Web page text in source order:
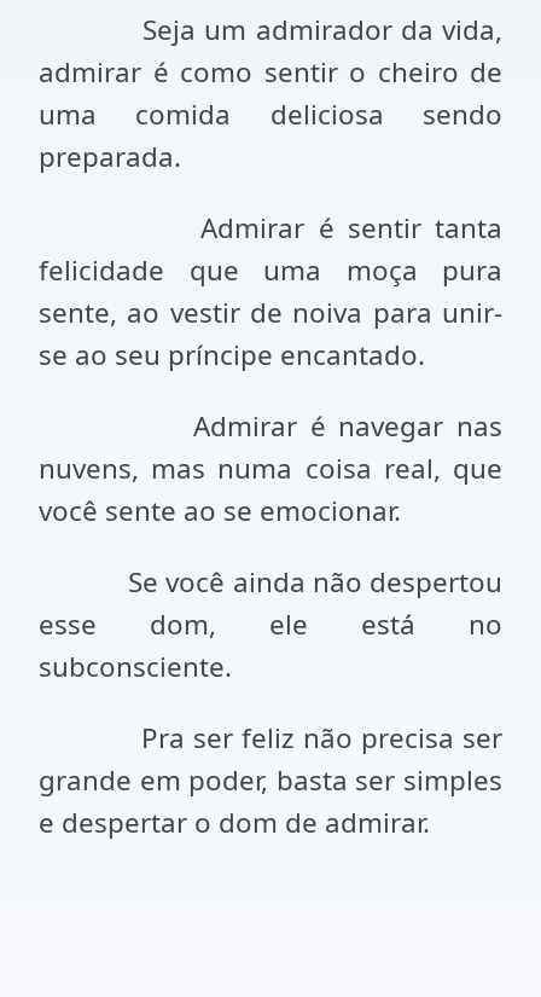
Seja um admirador da vida,
admirar é como sentir o cheiro de
uma comida deliciosa sendo
preparada.
Admirar é sentir tanta
felicidade que uma moça pura
sente, ao vestir de noiva para unir-
se ao seu príncipe encantado.
Admirar é navegar nas
nuvens, mas numa coisa real, que
você sente ao se emocionar.
Se você ainda não despertou
esse dom, ele está no
subconsciente.
Pra ser feliz não precisa ser
grande em poder, basta ser simples
e despertar o dom de admirar.